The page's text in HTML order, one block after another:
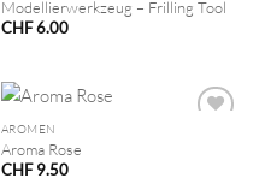
Modellierwerkzeug – Frilling Tool
CHF6.00
AROMEN
Aroma Rose
CHF9.50